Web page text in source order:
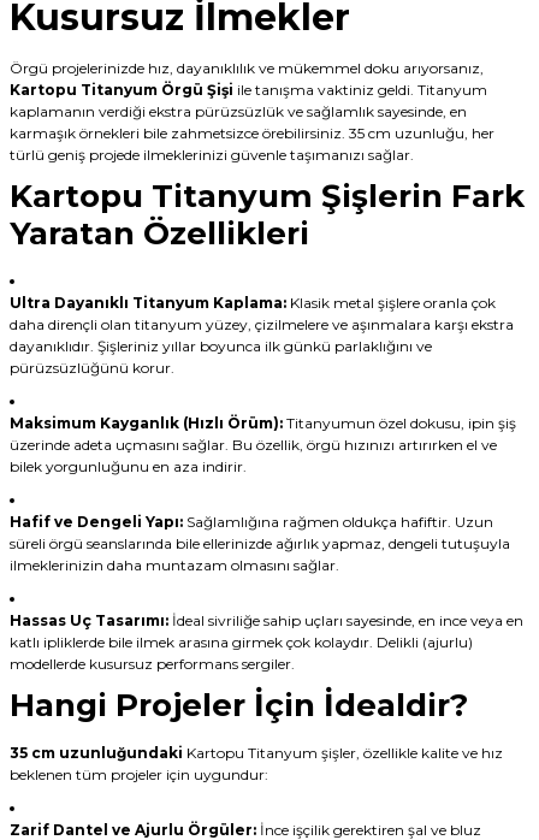
Kusursuz İlmekler
Örgü projelerinizde hız, dayanıklılık ve mükemmel doku arıyorsanız,
Kartopu Titanyum Örgü Şişi ile tanışma vaktiniz geldi. Titanyum
kaplamanın verdiği ekstra pürüzsüzlük ve sağlamlık sayesinde, en
karmaşık örnekleri bile zahmetsizce örebilirsiniz. 35 cm uzunluğu, her
türlü geniş projede ilmeklerinizi güvenle taşımanızı sağlar.
Kartopu Titanyum Şişlerin Fark
Yaratan Özellikleri
Ultra Dayanıklı Titanyum Kaplama:Klasik metal şişlere oranla çok
daha dirençli olan titanyum yüzey, çizilmelere ve aşınmalara karşı ekstra
dayanıklıdır. Şişleriniz yıllar boyunca ilk günkü parlaklığını ve
pürüzsüzlüğünü korur.
Maksimum Kayganlık (Hızlı Örüm):Titanyumun özel dokusu, ipin şiş
üzerinde adeta uçmasını sağlar. Bu özellik, örgü hızınızı artırırken el ve
bilek yorgunluğunu en aza indirir.
Hafif ve Dengeli Yapı:Sağlamlığına rağmen oldukça hafiftir. Uzun
süreli örgü seanslarında bile ellerinizde ağırlık yapmaz, dengeli tutuşuyla
ilmeklerinizin daha muntazam olmasını sağlar.
Hassas Uç Tasarımı:İdeal sivriliğe sahip uçları sayesinde, en ince veya en
katlı ipliklerde bile ilmek arasına girmek çok kolaydır. Delikli (ajurlu)
modellerde kusursuz performans sergiler.
Hangi Projeler İçin İdealdir?
35 cm uzunluğundaki Kartopu Titanyum şişler, özellikle kalite ve hız
beklenen tüm projeler için uygundur:
Zarif Dantel ve Ajurlu Örgüler:İnce işçilik gerektiren şal ve bluz